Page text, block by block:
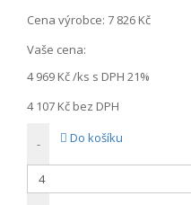
Cena výrobce: 7 826 Kč
Vaše cena:
4 969 Kč/ks s DPH 21%
4 107 Kč bez DPH
- Do košíku